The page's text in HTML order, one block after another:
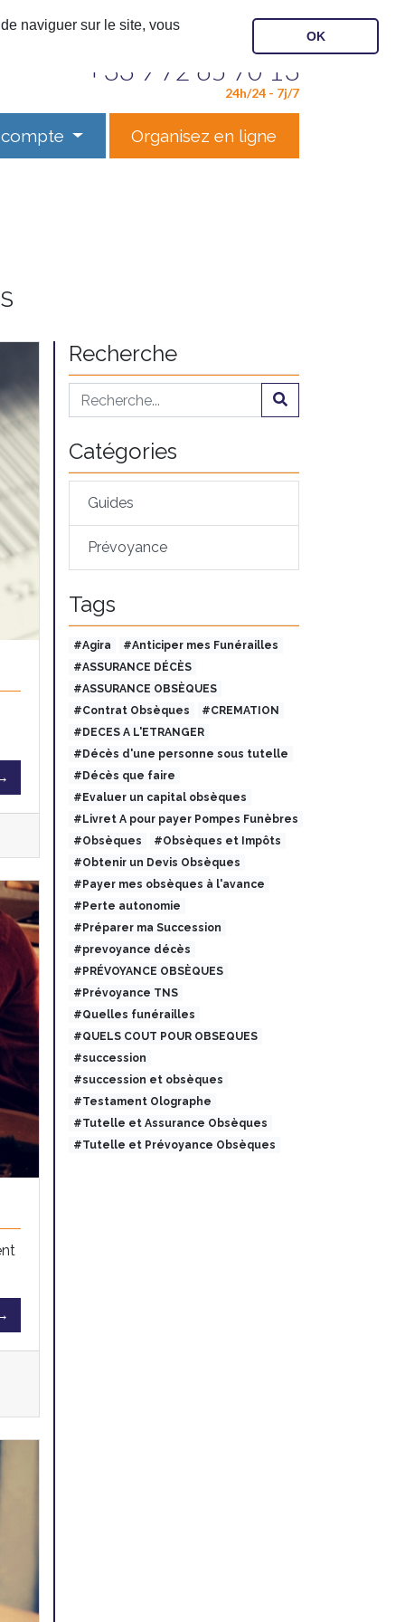
naviguer sur le site, vous
OK
Contactez notre service
+33 9 72 65 70 13
24h/24 - 7j/7
Organisez en ligne
Recherche
Catégories
Guides
Prévoyance
Tags
#Agira
#Anticiper mes Funérailles
#ASSURANCE DÉCÈS
#ASSURANCE OBSÈQUES
#Contrat Obsèques
#CREMATION
#DECES A L'ETRANGER
#Décès d'une personne sous tutelle
#Décès que faire
#Evaluer un capital obsèques
#Livret A pour payer Pompes Funèbres
#Obsèques
#Obsèques et Impôts
#Obtenir un Devis Obsèques
#Payer mes obsèques à l'avance
#Perte autonomie
#Préparer ma Succession
#prevoyance décès
#PRÉVOYANCE OBSÈQUES
#Prévoyance TNS
#Quelles funérailles
#QUELS COUT POUR OBSEQUES
#succession
#succession et obsèques
#Testament Olographe
#Tutelle et Assurance Obsèques
#Tutelle et Prévoyance Obsèques